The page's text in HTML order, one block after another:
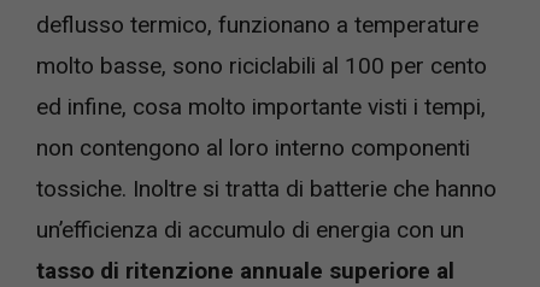
deflusso termico, funzionano a temperature
molto basse, sono riciclabili al 100 per cento
ed infine, cosa molto importante visti i tempi,
non contengono al loro interno componenti
tossiche. Inoltre si tratta di batterie che hanno
un’efficienza di accumulo di energia con un
tasso di ritenzione annuale superiore al